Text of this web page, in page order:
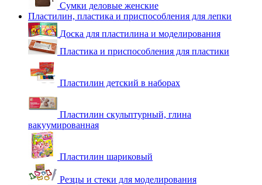
Сумки деловые женские
Пластилин, пластика и приспособления для лепки
Доска для пластилина и моделирования
Пластика и приспособления для пластики
Пластилин детский в наборах
Пластилин скульптурный, глина
вакуумированная
Пластилин шариковый
Резцы и стеки для моделирования